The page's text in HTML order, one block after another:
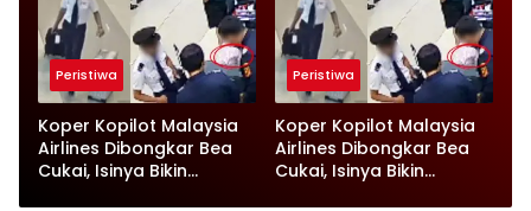
Peristiwa
Koper Kopilot Malaysia
Airlines Dibongkar Bea
Cukai, Isinya Bikin
Peristiwa
Koper Kopilot Malaysia
Airlines Dibongkar Bea
Cukai, Isinya Bikin